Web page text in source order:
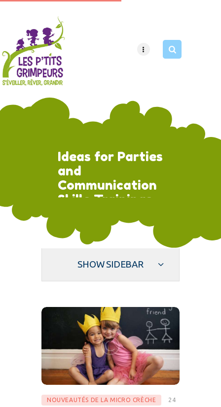
Ideas for Parties
and
Communication
Skills Trainings
HOME
PAGES
APPOINTMENT
NOUVEAUTÉS DE LA MICRO CRÈCHE
24
SHOW SIDEBAR